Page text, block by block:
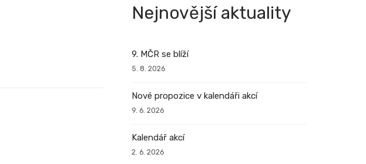
Nejnovější aktuality
9. MČR se blíží
5. 8. 2026
Nové propozice v kalendáři akcí
9. 6. 2026
Kalendář akcí
2. 6. 2026